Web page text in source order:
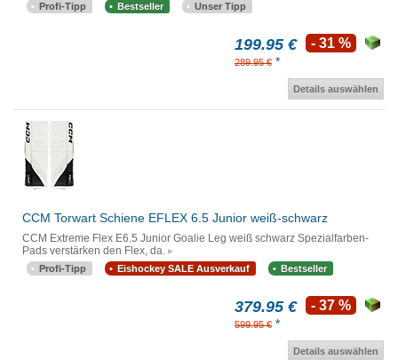
Profi-Tipp Bestseller Unser Tipp
199.95 €
289.95 € *
- 31 %
Details auswählen
CCM Torwart Schiene EFLEX 6.5 Junior weiß-schwarz
CCM Extreme Flex E6.5 Junior Goalie Leg weiß schwarz Spezialfarben-
Pads verstärken den Flex, da.
Profi-Tipp Eishockey SALE Ausverkauf Bestseller
379.95 €
599.95 € *
- 37 %
Details auswählen